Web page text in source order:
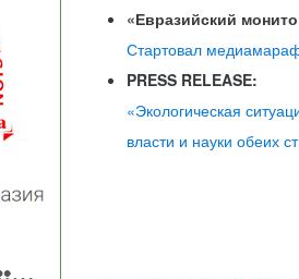
«Евразийский
Стартовал
PRESS RELEASE:
«Экологическая
власти и науки обеих